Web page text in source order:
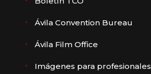
Ávila Convention Bureau
Ávila Film Office
Imágenes para profesionales